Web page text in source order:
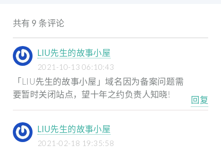
共有 9 条评论
LIU先生的故事小屋
2021-10-13 06:10:43
「LIU先生的故事小屋」域名因为备案问题需
要暂时关闭站点，望十年之约负责人知晓!
回复
LIU先生的故事小屋
2021-02-18 19:35:58